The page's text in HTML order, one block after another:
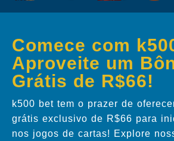
Comece com
Aproveite um
Grátis de R$66!
k500 bet tem o prazer de
grátis exclusivo de R$66 para
nos jogos de cartas! Explore